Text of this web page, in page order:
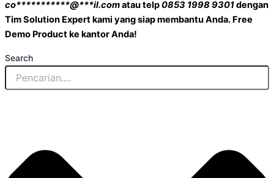
co***********@***il.comatau telp0853 1998 9301dengan
Tim Solution Expert kami yang siap membantu Anda. Free
Demo Product ke kantor Anda!
Search